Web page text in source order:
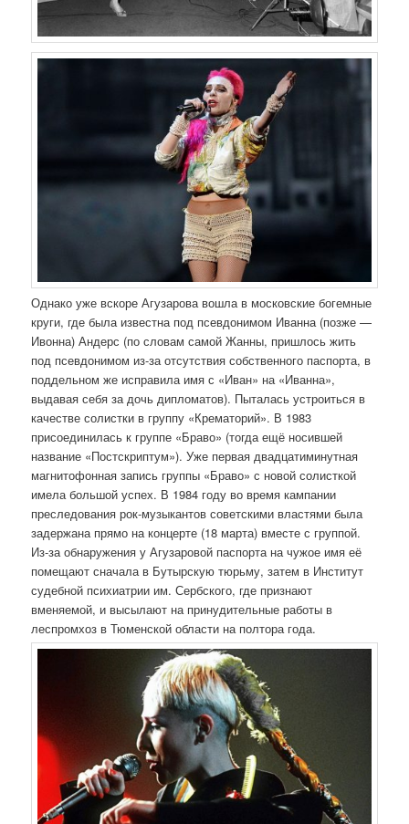
Однако уже вскоре Агузарова вошла в московские богемные
круги, где была известна под псевдонимом Иванна (позже —
Ивонна) Андерс (по словам самой Жанны, пришлось жить
под псевдонимом из-за отсутствия собственного паспорта, в
поддельном же исправила имя с «Иван» на «Иванна»,
выдавая себя за дочь дипломатов). Пыталась устроиться в
качестве солистки в группу «Крематорий». В 1983
присоединилась к группе «Браво» (тогда ещё носившей
название «Постскриптум»). Уже первая двадцатиминутная
магнитофонная запись группы «Браво» с новой солисткой
имела большой успех. В 1984 году во время кампании
преследования рок-музыкантов советскими властями была
задержана прямо на концерте (18 марта) вместе с группой.
Из-за обнаружения у Агузаровой паспорта на чужое имя её
помещают сначала в Бутырскую тюрьму, затем в Институт
судебной психиатрии им. Сербского, где признают
вменяемой, и высылают на принудительные работы в
леспромхоз в Тюменской области на полтора года.